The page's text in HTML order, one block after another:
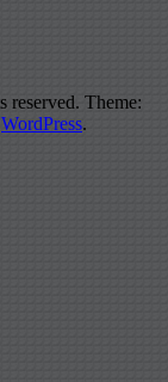
reserved. Theme:
WordPress.